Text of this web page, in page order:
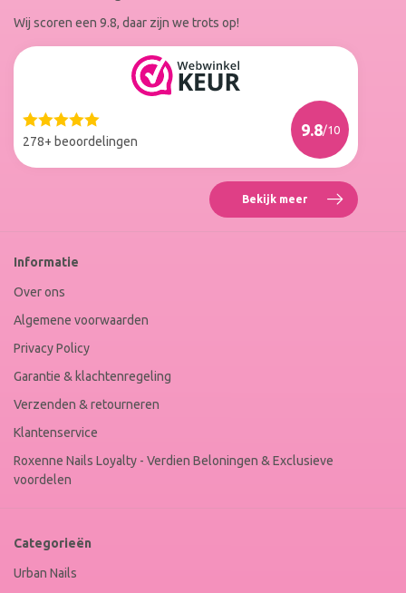
Facebook
op
Instagram
Wij scoren een 9.8, daar zijn we trots op!
278+ beoordelingen
9.8/10
Web
Winkel
Bekijk meer Reviews
Roxenne
Informatie
Over ons
Algemene voorwaarden
Privacy Policy
Garantie & klachtenregeling
Verzenden & retourneren
Klantenservice
Roxenne Nails Loyalty - Verdien Beloningen & Exclusieve
voordelen
Categorieën
Urban Nails